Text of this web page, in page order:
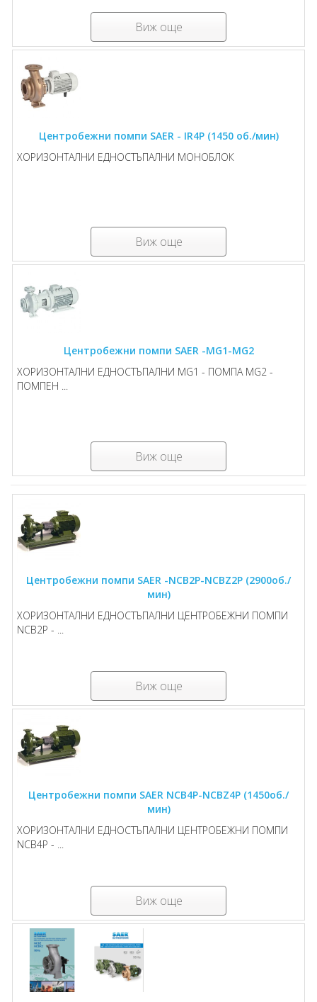
Виж още
Центробежни помпи SAER - IR4P (1450 об./мин)
ХОРИЗОНТАЛНИ ЕДНОСТЪПАЛНИ MОНОБЛОК
Виж още
Центробежни помпи SAER -MG1-MG2
ХОРИЗОНТАЛНИ ЕДНОСТЪПАЛНИ MG1 - ПОМПА MG2 -
ПОМПЕН ...
Виж още
Центробежни помпи SAER -NCB2P-NCBZ2P (2900об./
мин)
ХОРИЗОНТАЛНИ ЕДНОСТЪПАЛНИ ЦЕНТРОБЕЖНИ ПОМПИ
NCB2P - ...
Виж още
Центробежни помпи SAER NCB4P-NCBZ4P (1450об./
мин)
ХОРИЗОНТАЛНИ ЕДНОСТЪПАЛНИ ЦЕНТРОБЕЖНИ ПОМПИ
NCB4P - ...
Виж още